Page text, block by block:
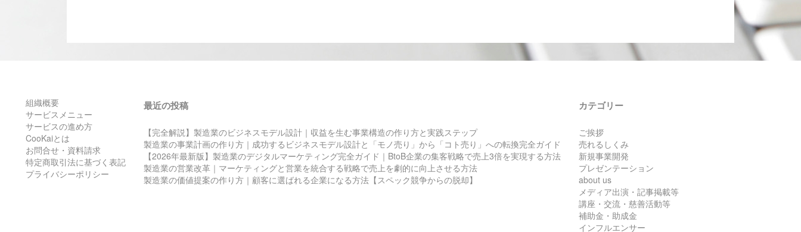
組織概要
サービスメニュー
サービスの進め方
CooKaiとは
お問合せ・資料請求
特定商取引法に基づく表記
プライバシーポリシー
最近の投稿
【完全解説】製造業のビジネスモデル設計｜収益を生む事業構造の作り方と実践ステップ
製造業の事業計画の作り方｜成功するビジネスモデル設計と「モノ売り」から「コト売り」への転換完全ガイド
【2026年最新版】製造業のデジタルマーケティング完全ガイド｜BtoB企業の集客戦略で売上3倍を実現する方法
製造業の営業改革｜マーケティングと営業を統合する戦略で売上を劇的に向上させる方法
製造業の価値提案の作り方｜顧客に選ばれる企業になる方法【スペック競争からの脱却】
カテゴリー
ご挨拶
売れるしくみ
新規事業開発
プレゼンテーション
about us
メディア出演・記事掲載等
講座・交流・慈善活動等
補助金・助成金
インフルエンサー